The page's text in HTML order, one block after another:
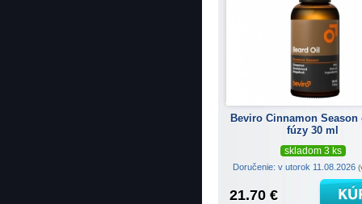
Beviro Cinnamon Season
fúzy 30 ml
skladom 3 ks
Doručenie: v utorok 11.08.2026
21.70 €